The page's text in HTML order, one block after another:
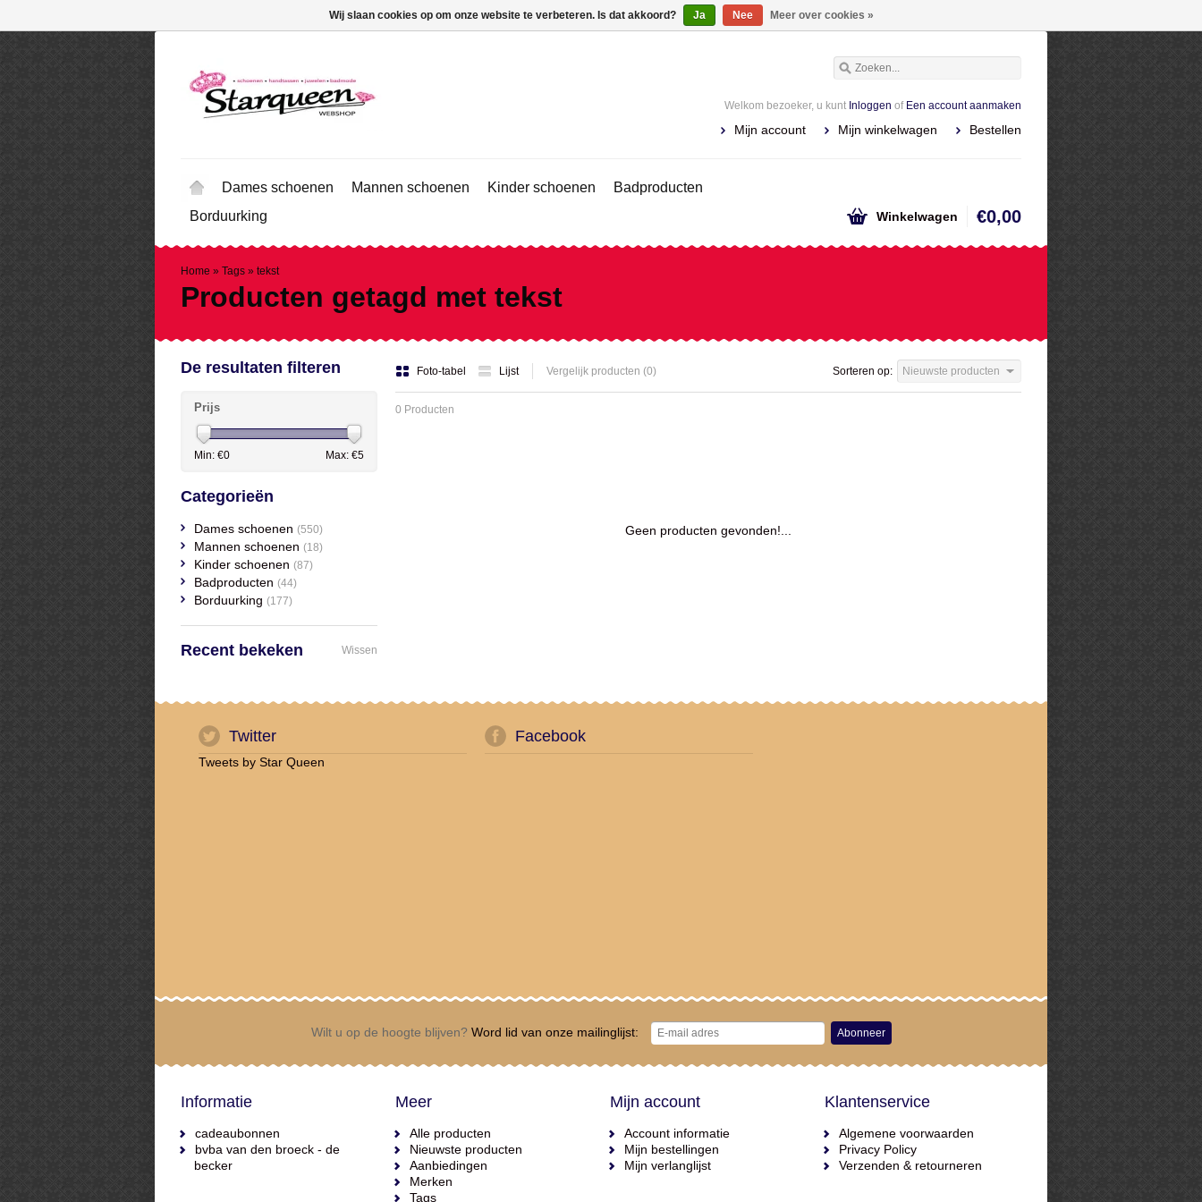
Welkom bezoeker, u kunt Inloggen of Een account aanmaken
Mijn account Mijn winkelwagen Bestellen
Dames schoenen Mannen schoenen Kinder schoenen
Badproducten
Borduurking
Winkelwagen €0,00
Home » Tags » tekst
Producten getagd met tekst
Foto-tabel Lijst Vergelijk producten (0) Sorteren op: Nieuwste producten
0 Producten
Geen producten gevonden!...
De resultaten filteren
Prijs
Min: €0 Max: €5
Categorieën
Dames schoenen (550)
Mannen schoenen (18)
Kinder schoenen (87)
Badproducten (44)
Borduurking (177)
Recent bekeken Wissen
Twitter
Tweets by Star Queen
Facebook
Wilt u op de hoogte blijven? Word lid van onze mailinglijst: Abonneer
Informatie
cadeaubonnen
bvba van den broeck - de
becker
Meer
Alle producten
Nieuwste producten
Aanbiedingen
Merken
Tags
Mijn account
Account informatie
Mijn bestellingen
Mijn verlanglijst
Klantenservice
Algemene voorwaarden
Privacy Policy
Verzenden & retourneren
Wij slaan cookies op om onze website te verbeteren. Is dat akkoord? Ja Nee Meer over cookies »